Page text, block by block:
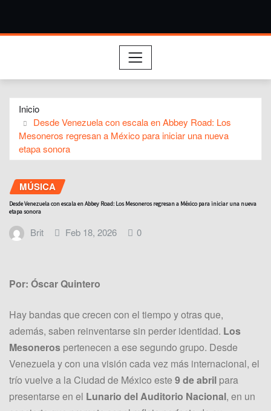
Inicio
Desde Venezuela con escala en Abbey Road: Los
Mesoneros regresan a México para iniciar una nueva
etapa sonora
MÚSICA
Desde Venezuela con escala en Abbey Road: Los Mesoneros regresan a México para iniciar una nueva
etapa sonora
Brit Feb 18, 2026 0
Por: Óscar Quintero
Hay bandas que crecen con el tiempo y otras que,
además, saben reinventarse sin perder identidad. Los
Mesoneros pertenecen a ese segundo grupo. Desde
Venezuela y con una visión cada vez más internacional, el
trío vuelve a la Ciudad de México este 9 de abril para
presentarse en el Lunario del Auditorio Nacional, en un